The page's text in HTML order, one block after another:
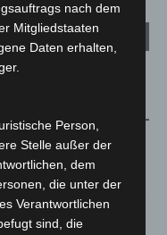
nach
in Niedersachsen
nach dem
Mitgliedstaaten
Daten erhalten,
Person,
Stelle außer der
dem
die unter der
Verantwortlichen
sind, die